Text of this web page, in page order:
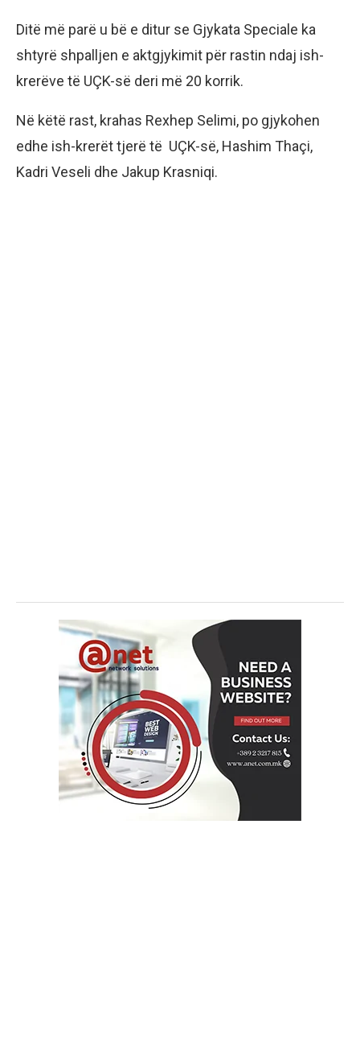
Ditë më parë u bë e ditur se Gjykata Speciale ka
shtyrë shpalljen e aktgjykimit për rastin ndaj ish-
krerëve të UÇK-së deri më 20 korrik.
Në këtë rast, krahas Rexhep Selimi, po gjykohen
edhe ish-krerët tjerë të UÇK-së, Hashim Thaçi,
Kadri Veseli dhe Jakup Krasniqi.